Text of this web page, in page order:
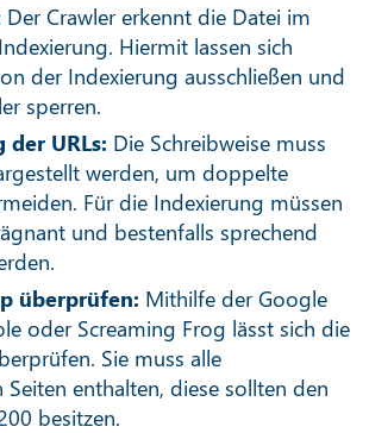
Der Crawler erkennt die Datei im
Hiermit lassen sich
der Indexierung ausschließen und
sperren.
URLs: Die Schreibweise muss
werden, um doppelte
Für die Indexierung müssen
und bestenfalls sprechend
überprüfen: Mithilfe der Google
oder Screaming Frog lässt sich die
Sie muss alle
Seiten enthalten, diese sollten den
besitzen.